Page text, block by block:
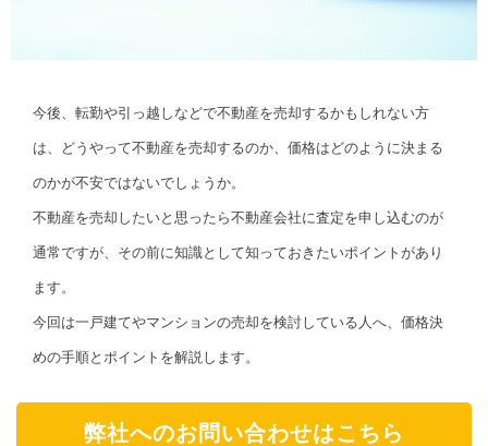
今後、転勤や引っ越しなどで不動産を売却するかもしれない方
は、どうやって不動産を売却するのか、価格はどのように決まる
のかが不安ではないでしょうか。
不動産を売却したいと思ったら不動産会社に査定を申し込むのが
通常ですが、その前に知識として知っておきたいポイントがあり
ます。
今回は一戸建てやマンションの売却を検討している人へ、価格決
めの手順とポイントを解説します。
弊社へのお問い合わせはこちら